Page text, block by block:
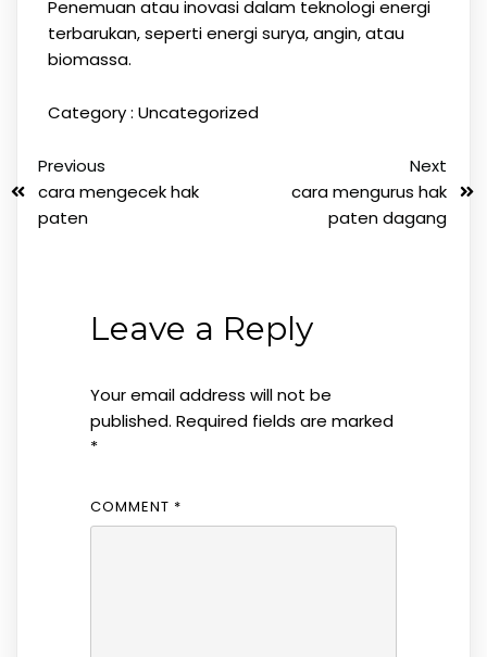
Penemuan atau inovasi dalam teknologi energi
terbarukan, seperti energi surya, angin, atau
biomassa.
Category : Uncategorized
Previous
cara mengecek hak
paten
Next
cara mengurus hak
paten dagang
Leave a Reply
Your email address will not be
published. Required fields are marked
*
COMMENT *